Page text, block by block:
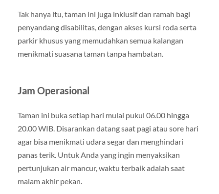
Tak hanya itu, taman ini juga inklusif dan ramah bagi
penyandang disabilitas, dengan akses kursi roda serta
parkir khusus yang memudahkan semua kalangan
menikmati suasana taman tanpa hambatan.
Jam Operasional
Taman ini buka setiap hari mulai pukul 06.00 hingga
20.00 WIB. Disarankan datang saat pagi atau sore hari
agar bisa menikmati udara segar dan menghindari
panas terik. Untuk Anda yang ingin menyaksikan
pertunjukan air mancur, waktu terbaik adalah saat
malam akhir pekan.